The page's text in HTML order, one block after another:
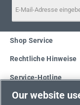
Service-Hotline
Shop Service
Rechtliche Hinweise
Unsere Vorteile
Our website